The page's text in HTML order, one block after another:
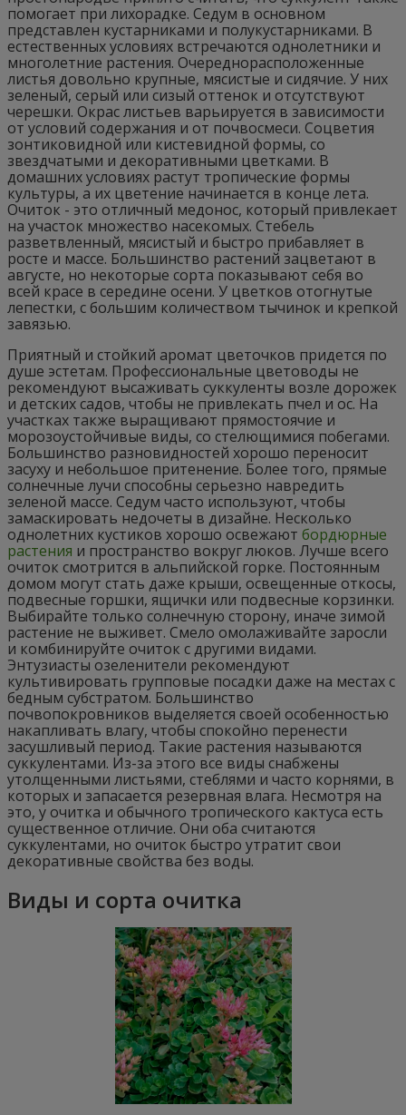
помогает при лихорадке. Седум в основном
представлен кустарниками и полукустарниками. В
естественных условиях встречаются однолетники и
многолетние растения. Очереднорасположенные
листья довольно крупные, мясистые и сидячие. У них
зеленый, серый или сизый оттенок и отсутствуют
черешки. Окрас листьев варьируется в зависимости
от условий содержания и от почвосмеси. Соцветия
зонтиковидной или кистевидной формы, со
звездчатыми и декоративными цветками. В
домашних условиях растут тропические формы
культуры, а их цветение начинается в конце лета.
Очиток - это отличный медонос, который привлекает
на участок множество насекомых. Стебель
разветвленный, мясистый и быстро прибавляет в
росте и массе. Большинство растений зацветают в
августе, но некоторые сорта показывают себя во
всей красе в середине осени. У цветков отогнутые
лепестки, с большим количеством тычинок и крепкой
завязью.
Приятный и стойкий аромат цветочков придется по
душе эстетам. Профессиональные цветоводы не
рекомендуют высаживать суккуленты возле дорожек
и детских садов, чтобы не привлекать пчел и ос. На
участках также выращивают прямостоячие и
морозоустойчивые виды, со стелющимися побегами.
Большинство разновидностей хорошо переносит
засуху и небольшое притенение. Более того, прямые
солнечные лучи способны серьезно навредить
зеленой массе. Седум часто используют, чтобы
замаскировать недочеты в дизайне. Несколько
однолетних кустиков хорошо освежают бордюрные
растения и пространство вокруг люков. Лучше всего
очиток смотрится в альпийской горке. Постоянным
домом могут стать даже крыши, освещенные откосы,
подвесные горшки, ящички или подвесные корзинки.
Выбирайте только солнечную сторону, иначе зимой
растение не выживет. Смело омолаживайте заросли
и комбинируйте очиток с другими видами.
Энтузиасты озеленители рекомендуют
культивировать групповые посадки даже на местах с
бедным субстратом. Большинство
почвопокровников выделяется своей особенностью
накапливать влагу, чтобы спокойно перенести
засушливый период. Такие растения называются
суккулентами. Из-за этого все виды снабжены
утолщенными листьями, стеблями и часто корнями, в
которых и запасается резервная влага. Несмотря на
это, у очитка и обычного тропического кактуса есть
существенное отличие. Они оба считаются
суккулентами, но очиток быстро утратит свои
декоративные свойства без воды.
Виды и сорта очитка